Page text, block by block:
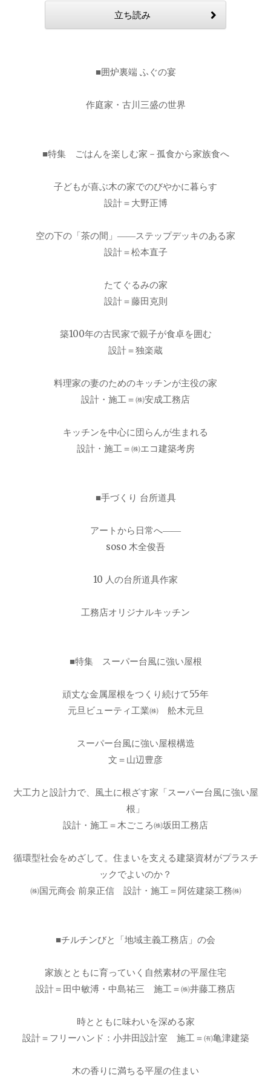
立ち読み
■囲炉裏端 ふぐの宴
作庭家・古川三盛の世界
■特集 ごはんを楽しむ家－孤食から家族食へ
子どもが喜ぶ木の家でのびやかに暮らす
設計＝大野正博
空の下の「茶の間」――ステップデッキのある家
設計＝松本直子
たてぐるみの家
設計＝藤田克則
築100年の古民家で親子が食卓を囲む
設計＝独楽蔵
料理家の妻のためのキッチンが主役の家
設計・施工＝㈱安成工務店
キッチンを中心に団らんが生まれる
設計・施工＝㈱エコ建築考房
■手づくり 台所道具
アートから日常へ――
soso 木全俊吾
10 人の台所道具作家
工務店オリジナルキッチン
■特集 スーパー台風に強い屋根
頑丈な金属屋根をつくり続けて55年
元旦ビューティ工業㈱ 舩木元旦
スーパー台風に強い屋根構造
文＝山辺豊彦
大工力と設計力で、風土に根ざす家「スーパー台風に強い屋
根」
設計・施工＝木ごころ㈱坂田工務店
循環型社会をめざして。住まいを支える建築資材がプラスチ
ックでよいのか？
㈱国元商会 前泉正信 設計・施工＝阿佐建築工務㈱
■チルチンびと「地域主義工務店」の会
家族とともに育っていく自然素材の平屋住宅
設計＝田中敏溥・中島祐三 施工＝㈱井藤工務店
時とともに味わいを深める家
設計＝フリーハンド：小井田設計室 施工＝㈲亀津建築
木の香りに満ちる平屋の住まい